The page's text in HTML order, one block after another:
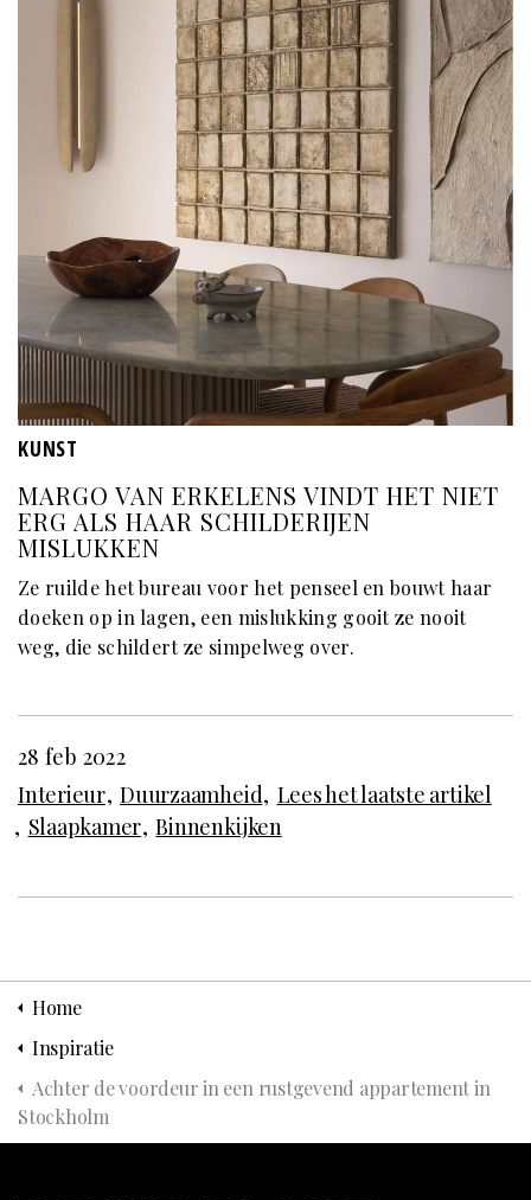
KUNST
MARGO VAN ERKELENS VINDT HET NIET
ERG ALS HAAR SCHILDERIJEN
MISLUKKEN
Ze ruilde het bureau voor het penseel en bouwt haar
doeken op in lagen, een mislukking gooit ze nooit
weg, die schildert ze simpelweg over.
28 feb 2022
Interieur Duurzaamheid Lees het laatste artikel
Slaapkamer Binnenkijken
Home
Inspiratie
Achter de voordeur in een rustgevend appartement in
Stockholm